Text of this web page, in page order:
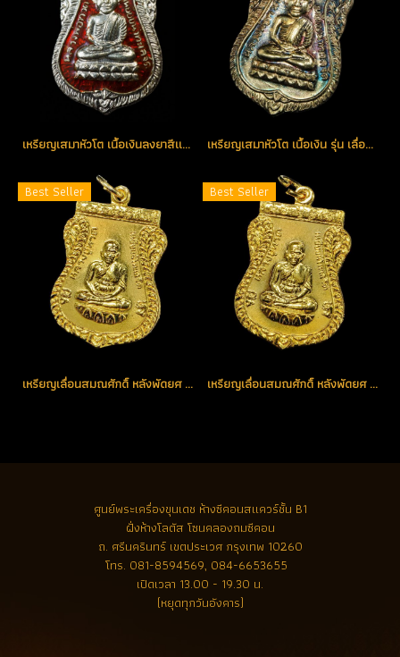
เหรียญเสมาหัวโต เนื้อเงินลงยาสีแดง รุ่น เลื่อนสมณศักดิ์ (พัดยศ) ปี 2536 (ขายแล้ว) เหรียญเสมาหัวโต เนื้อเงิน รุ่น เลื่อนสมณศักดิ์ ปี 2536 (พัดยศ) องค์ที่ 1 (ขายแล้ว)
Best Seller
เหรียญเลื่อนสมณศักดิ์ หลังพัดยศ ปี 2536 เนื้อกะไหล่ทอง (พิมพ์หน้าเล็ก) องค์ที่ 1 (ขายแล้ว)
Best Seller
เหรียญเลื่อนสมณศักดิ์ หลังพัดยศ ปี 2536 เนื้อกะไหล่ทอง (พิมพ์หน้าเล็ก) องค์ที่ 2 (ขายแล้ว)
ศูนย์พระเครื่องขุนเดช ห้างซีคอนสแควร์ชั้น B1
ฝั่งห้างโลตัส โซนคลองถมซีคอน
ถ. ศรีนครินทร์ เขตประเวศ กรุงเทพ 10260
โทร. 081-8594569, 084-6653655
เปิดเวลา 13.00 - 19.30 น.
(หยุดทุกวันอังคาร)